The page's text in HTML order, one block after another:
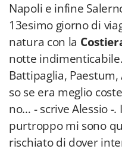
Napoli e infine
13esimo giorno di
natura con la
notte
Battipaglia,
so se era meglio
no… - scrive Alessio -
purtroppo mi sono
rischiato di dover